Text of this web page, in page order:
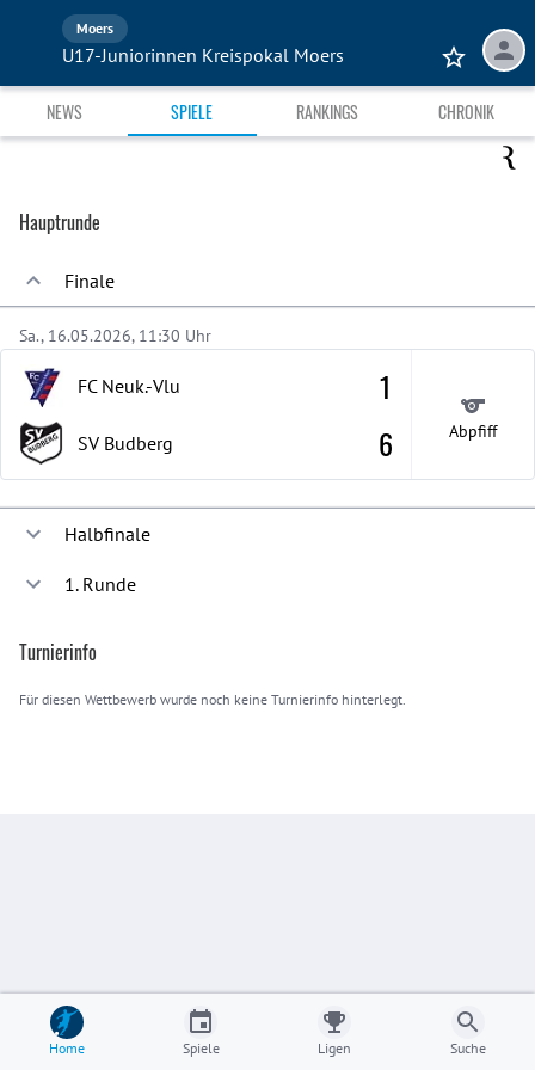
Moers
U17-Juniorinnen Kreispokal Moers
NEWS SPIELE RANKINGS CHRONIK
Hauptrunde
Finale
Sa., 16.05.2026, 11:30 Uhr
FC Neuk.-Vlu
SV Budberg
1
6
Abpfiff
Halbfinale
1. Runde
Turnierinfo
Für diesen Wettbewerb wurde noch keine Turnierinfo hinterlegt.
Home Spiele Ligen Suche